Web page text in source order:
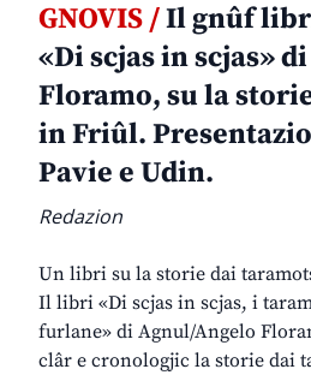
GNOVIS /Il gnûf
«Di scjas in scjas»
Floramo, su la
in Friûl.
Pavie e Udin.
Redazion
Un libri su la storie dai
Il libri «Di scjas in scjas, i
furlane» di Agnul/Angelo
clâr e cronologjic la storie dai